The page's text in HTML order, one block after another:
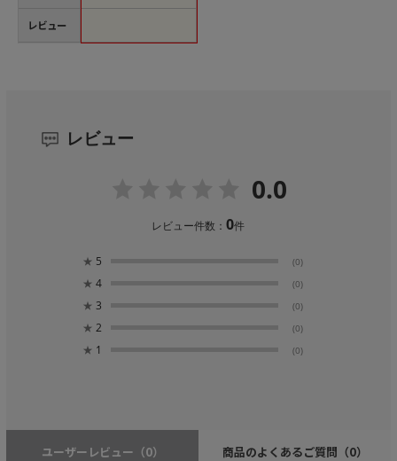
レビュー
レビュー
0.0
レビュー件数：0件
★ 5 (0)
★ 4 (0)
★ 3 (0)
★ 2 (0)
★ 1 (0)
ユーザーレビュー （0） 商品のよくあるご質問 （0）